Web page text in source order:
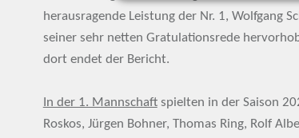
herausragende Leistung der Nr. 1, Wolfgang
seiner sehr netten Gratulationsrede
dort endet der Bericht.
In der 1. Mannschaftspielten in der Saison
Roskos, Jürgen Bohner, Thomas Ring, Rolf